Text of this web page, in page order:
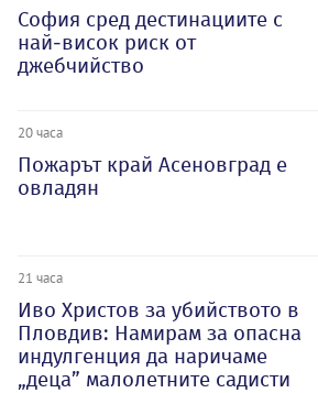
София сред дестинациите с
най-висок риск от
джебчийство
20 часа
Пожарът край Асеновград е
овладян
21 часа
Иво Христов за убийството в
Пловдив: Намирам за опасна
индулгенция да наричаме
„деца” малолетните садисти